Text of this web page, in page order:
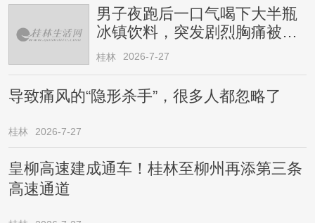
男子夜跑后一口气喝下大半瓶
冰镇饮料，突发剧烈胸痛被送
医！医生提醒→
桂林 2026-7-27
导致痛风的“隐形杀手”，很多人都忽略了
桂林 2026-7-27
皇柳高速建成通车！桂林至柳州再添第三条
高速通道